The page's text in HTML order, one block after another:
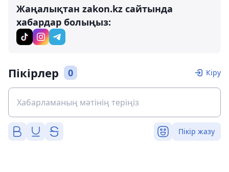
Жаңалықтан zakon.kz сайтында
хабардар болыңыз:
Пікірлер 0 Кіру
Пікір жазу